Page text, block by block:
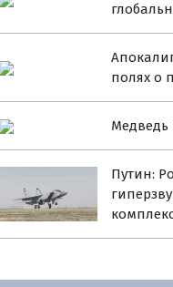
полях о
Медведь
Путин: